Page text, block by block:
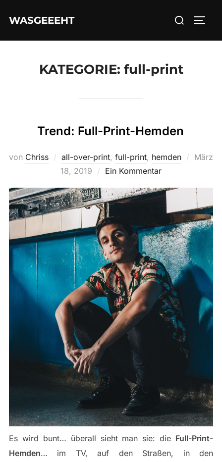
InhaltWASGEEEHT
Suchen
KATEGORIE: full-print
Trend: Full-Print-Hemden
von Chriss all-over-print, full-print, hemden
März
18, 2019
Ein Kommentar
Es wird bunt… überall sieht man sie: die Full-Print-
Hemden… im TV, auf den Straßen, in den